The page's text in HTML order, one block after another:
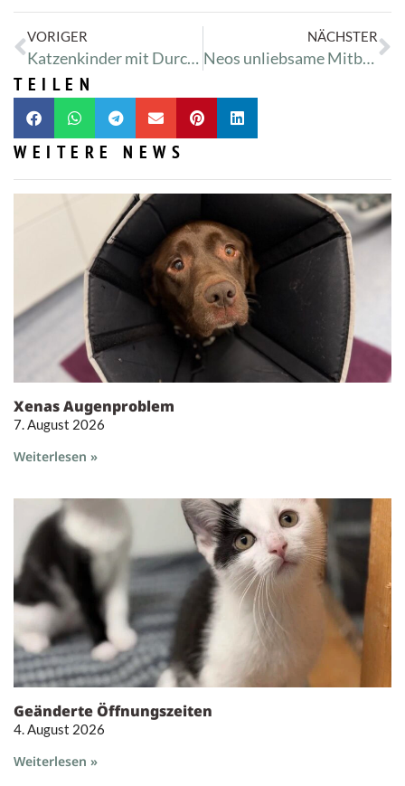
VORIGER
Katzenkinder mit Durchfall
NÄCHSTER
Neos unliebsame Mitbewohner
TEILEN
WEITERE NEWS
Xenas Augenproblem
7. August 2026
Weiterlesen »
Geänderte Öffnungszeiten
4. August 2026
Weiterlesen »